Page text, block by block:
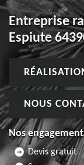
Entreprise
Espiute
NOUS
Nos
Devis gratuit